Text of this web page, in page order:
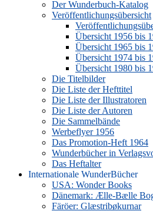
Der Wunderbuch-Katalog
Veröffentlichungsübersicht
Übersicht 1956 bis
Übersicht 1965 bis
Übersicht 1974 bis
Übersicht 1980 bis
Die Titelbilder
Die Liste der Hefttitel
Die Liste der Illustratoren
Die Liste der Autoren
Die Sammelbände
Werbeflyer 1956
Das Promotion-Heft 1964
Wunderbücher in
Das Heftalter
Internationale WunderBücher
USA: Wonder Books
Dänemark: Ælle-Bælle
Färöer: Glæstribøkurnar